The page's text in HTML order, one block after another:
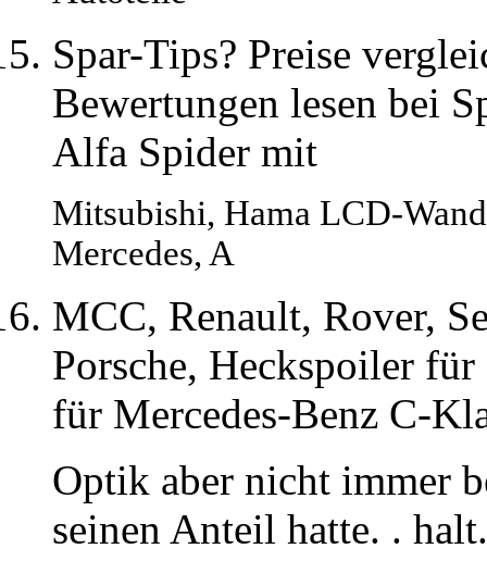
Spar-Tips? Preise
Bewertungen lesen bei
Alfa Spider mit
Mitsubishi, Hama LCD-
Mercedes, A
MCC, Renault, Rover,
Porsche, Heckspoiler
für Mercedes-Benz C-
Optik aber nicht immer
seinen Anteil hatte. . halt.